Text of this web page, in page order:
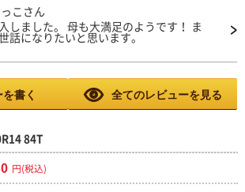
こさん
しました。 母も大満足のようです！ ま
話になりたいと思います。
書く 全てのレビューを見る
84T
円(税込)